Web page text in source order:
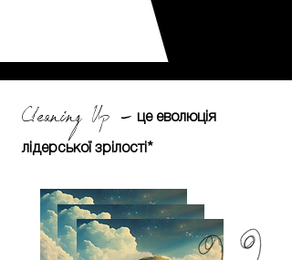
Cleaning Up - це еволюція
лідерської зрілості*